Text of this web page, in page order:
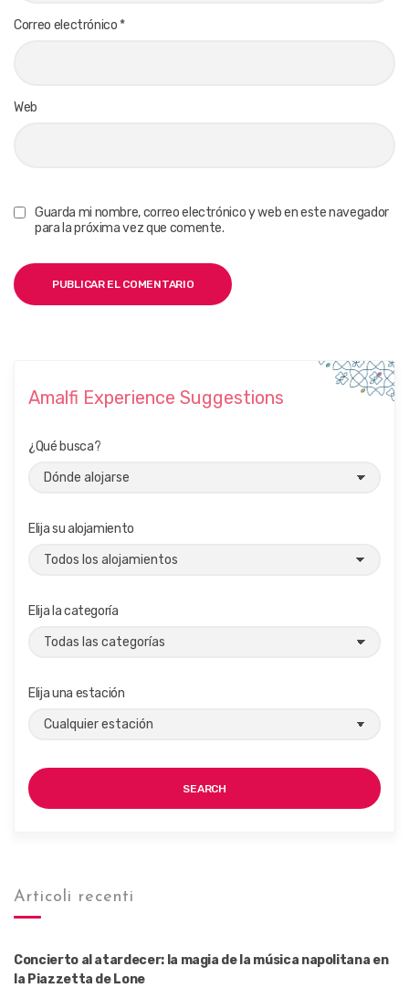
Correo electrónico *
Web
Guarda mi nombre, correo electrónico y web en este navegador
para la próxima vez que comente.
Amalfi Experience Suggestions
¿Qué busca?
Elija su alojamiento
Elija la categoría
Elija una estación
SEARCH
Articoli recenti
Concierto al atardecer: la magia de la música napolitana en
la Piazzetta de Lone